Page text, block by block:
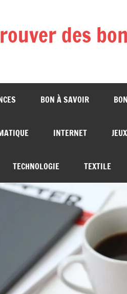
des
BON À SAVOIR
INTERNET
TECHNOLOGIE TEXTILE